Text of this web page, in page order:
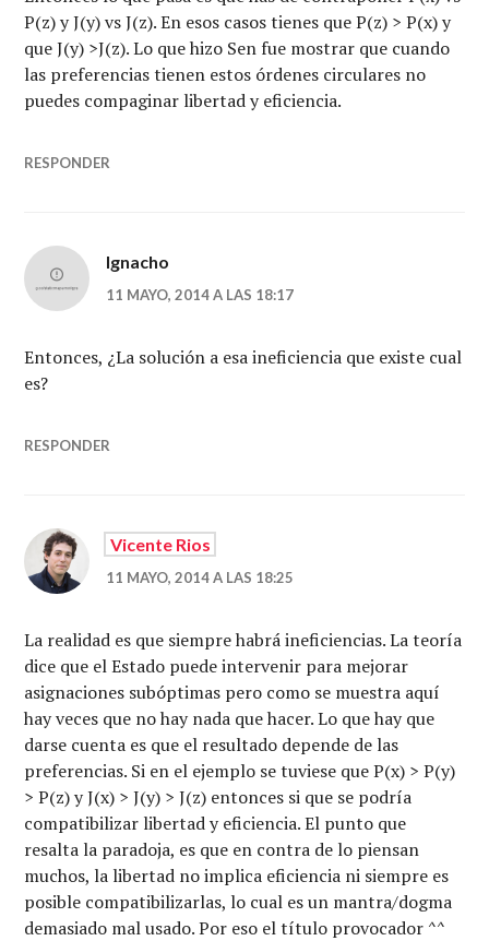
P(z) y J(y) vs J(z). En esos casos tienes que P(z) > P(x) y
que J(y) >J(z). Lo que hizo Sen fue mostrar que cuando
las preferencias tienen estos órdenes circulares no
puedes compaginar libertad y eficiencia.
RESPONDER
Ignacho
11 MAYO, 2014 A LAS 18:17
Entonces, ¿La solución a esa ineficiencia que existe cual
es?
RESPONDER
Vicente Rios
11 MAYO, 2014 A LAS 18:25
La realidad es que siempre habrá ineficiencias. La teoría
dice que el Estado puede intervenir para mejorar
asignaciones subóptimas pero como se muestra aquí
hay veces que no hay nada que hacer. Lo que hay que
darse cuenta es que el resultado depende de las
preferencias. Si en el ejemplo se tuviese que P(x) > P(y)
> P(z) y J(x) > J(y) > J(z) entonces si que se podría
compatibilizar libertad y eficiencia. El punto que
resalta la paradoja, es que en contra de lo piensan
muchos, la libertad no implica eficiencia ni siempre es
posible compatibilizarlas, lo cual es un mantra/dogma
demasiado mal usado. Por eso el título provocador ^^